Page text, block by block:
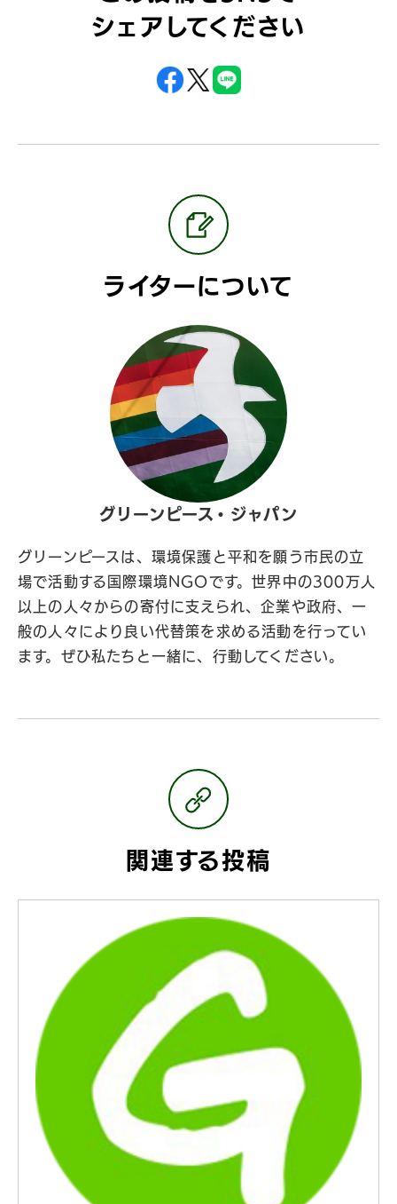
シェアしてください
ライターについて
グリーンピース・ジャパン
グリーンピースは、環境保護と平和を願う市民の立
場で活動する国際環境NGOです。世界中の300万人
以上の人々からの寄付に支えられ、企業や政府、一
般の人々により良い代替策を求める活動を行ってい
ます。ぜひ私たちと一緒に、行動してください。
関連する投稿